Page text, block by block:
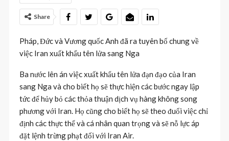
Share
Pháp, Đức và Vương quốc Anh đã ra tuyên bố chung về
việc Iran xuất khẩu tên lửa sang Nga
Ba nước lên án việc xuất khẩu tên lửa đạn đạo của Iran
sang Nga và cho biết họ sẽ thực hiện các bước ngay lập
tức để hủy bỏ các thỏa thuận dịch vụ hàng không song
phương với Iran. Họ cũng cho biết họ sẽ theo đuổi việc chỉ
định các thực thể và cá nhân quan trọng và sẽ nỗ lực áp
đặt lệnh trừng phạt đối với Iran Air.